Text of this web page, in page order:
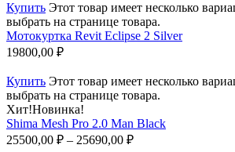
Купить Этот товар имеет несколько
выбрать на странице товара.
Мотокуртка Revit Eclipse 2 Silver
19800,00 ₽
Купить Этот товар имеет несколько
выбрать на странице товара.
Хит!Новинка!
Shima Mesh Pro 2.0 Man Black
25500,00 ₽ – 25690,00 ₽